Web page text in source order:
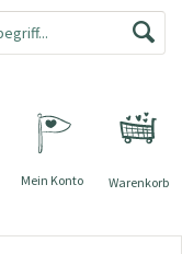
Warenkorb
Mein Konto